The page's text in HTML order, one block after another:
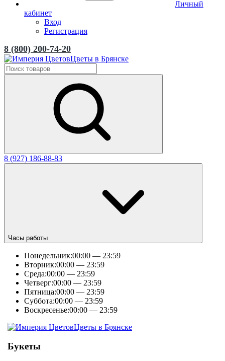
Личный
кабинет
Вход
Регистрация
8 (800) 200-74-20
Цветы в Брянске
8 (927) 186-88-83
Часы работы
Понедельник:00:00 — 23:59
Вторник:00:00 — 23:59
Среда:00:00 — 23:59
Четверг:00:00 — 23:59
Пятница:00:00 — 23:59
Суббота:00:00 — 23:59
Воскресенье:00:00 — 23:59
Цветы в Брянске
Букеты